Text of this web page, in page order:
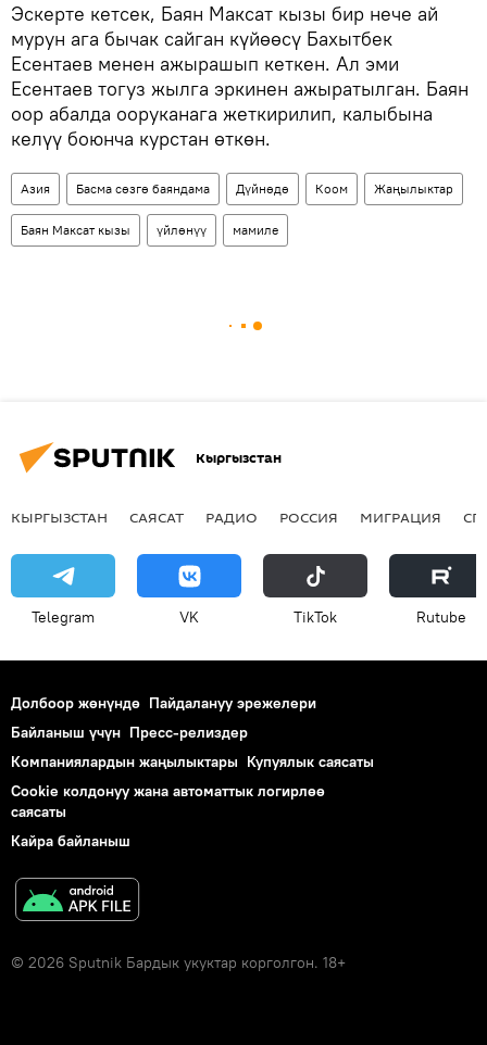
Эскерте кетсек, Баян Максат кызы бир нече ай
мурун ага бычак сайган күйөөсү Бахытбек
Есентаев менен ажырашып кеткен. Ал эми
Есентаев тогуз жылга эркинен ажыратылган. Баян
оор абалда ооруканага жеткирилип, калыбына
келүү боюнча курстан өткөн.
Азия Басма сөзгө баяндама Дүйнөдө Коом Жаңылыктар
Баян Максат кызы үйлөнүү мамиле
Кыргызстан
КЫРГЫЗСТАН САЯСАТ РАДИО РОССИЯ МИГРАЦИЯ
Telegram VK ТikТоk Rutube
Долбоор жөнүндө Пайдалануу эрежелери
Байланыш үчүн Пресс-релиздер
Компаниялардын жаңылыктары Купуялык саясаты
Cookie колдонуу жана автоматтык логирлөө
саясаты
Кайра байланыш
© 2026 Sputnik Бардык укуктар корголгон. 18+